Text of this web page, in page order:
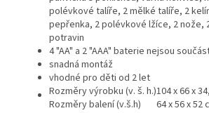
polévkové talíře, 2 mělké talíře, 2
pepřenka, 2 polévkové lžíce, 2 nože,
potravin
4 "AA" a 2 "AAA" baterie nejsou
snadná montáž
vhodné pro děti od 2 let
Rozměry výrobku (v. š. h.)104 x 66 x
Rozměry balení (v.š.h)
64 x 56 x 52